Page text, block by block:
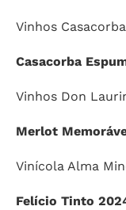
Vinhos
Casacorba
Vinhos Don
Merlot
Vinícola Alma
Felício Tinto